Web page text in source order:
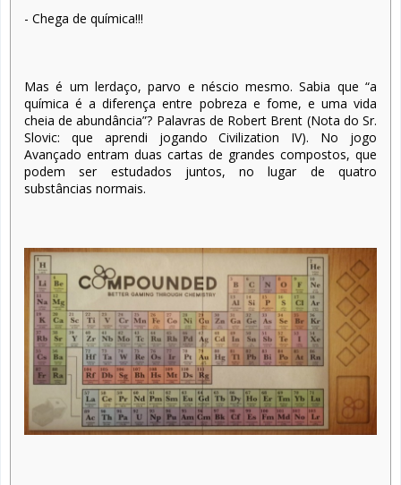
- Chega de química!!!
Mas é um lerdaço, parvo e néscio mesmo. Sabia que “a
química é a diferença entre pobreza e fome, e uma vida
cheia de abundância”? Palavras de Robert Brent (Nota do Sr.
Slovic: que aprendi jogando Civilization IV). No jogo
Avançado entram duas cartas de grandes compostos, que
podem ser estudados juntos, no lugar de quatro
substâncias normais.